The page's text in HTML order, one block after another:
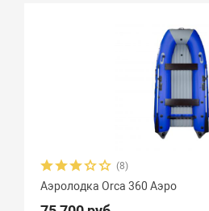
(8)
Аэролодка Orca 360 Аэро